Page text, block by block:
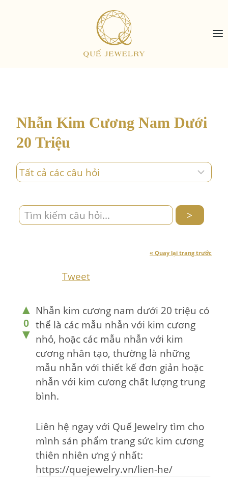
Nhẫn Kim Cương Nam Dưới
20 Triệu
>
« Quay lại trang trước
Tweet
▲
0
▼
Nhẫn kim cương nam dưới 20 triệu có
thể là các mẫu nhẫn với kim cương
nhỏ, hoặc các mẫu nhẫn với kim
cương nhân tạo, thường là những
mẫu nhẫn với thiết kế đơn giản hoặc
nhẫn với kim cương chất lượng trung
bình.
Liên hệ ngay với Quế Jewelry tìm cho
mình sản phẩm trang sức kim cương
thiên nhiên ưng ý nhất:
https://quejewelry.vn/lien-he/